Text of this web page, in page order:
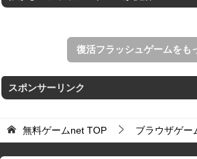
復活フラッシュゲームをも
スポンサーリンク
無料ゲームnet TOP ブラウザゲー